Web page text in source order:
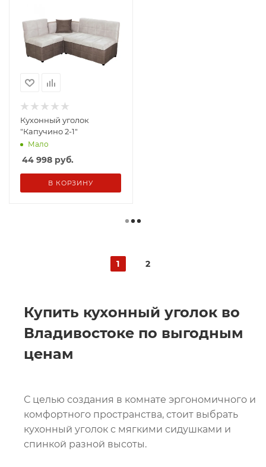
Кухонный уголок
"Капучино 2-1"
Мало
44 998 руб.
В КОРЗИНУ
1 2
Купить кухонный уголок во
Владивостоке по выгодным
ценам
С целью создания в комнате эргономичного и
комфортного пространства, стоит выбрать
кухонный уголок с мягкими сидушками и
спинкой разной высоты.